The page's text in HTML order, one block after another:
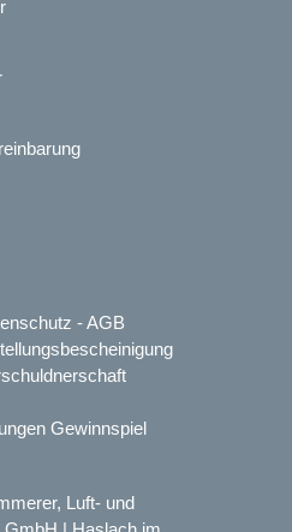
-AGB
Gewinnspiel
Luft- und